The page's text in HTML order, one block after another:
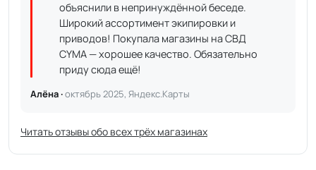
объяснили в непринуждённой беседе.
Широкий ассортимент экипировки и
приводов! Покупала магазины на СВД
CYMA — хорошее качество. Обязательно
приду сюда ещё!
Алёна ·октябрь 2025, Яндекс.Карты
Читать отзывы обо всех трёх магазинах